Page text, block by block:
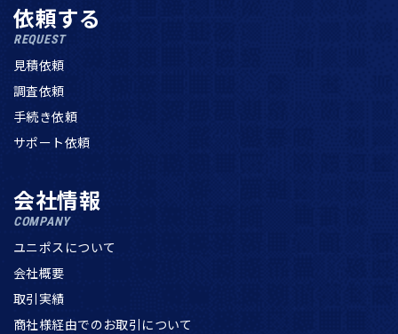
依頼する
REQUEST
見積依頼
調査依頼
手続き依頼
サポート依頼
会社情報
COMPANY
ユニポスについて
会社概要
取引実績
商社様経由でのお取引について